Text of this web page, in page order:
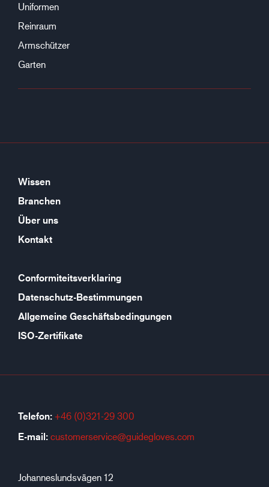
Uniformen
Reinraum
Armschützer
Garten
Wissen
Branchen
Über uns
Kontakt
Conformiteitsverklaring
Datenschutz-Bestimmungen
Allgemeine Geschäftsbedingungen
ISO-Zertifikate
Telefon: +46 (0)321-29 300
E-mail: customerservice@guidegloves.com
Johanneslundsvägen 12